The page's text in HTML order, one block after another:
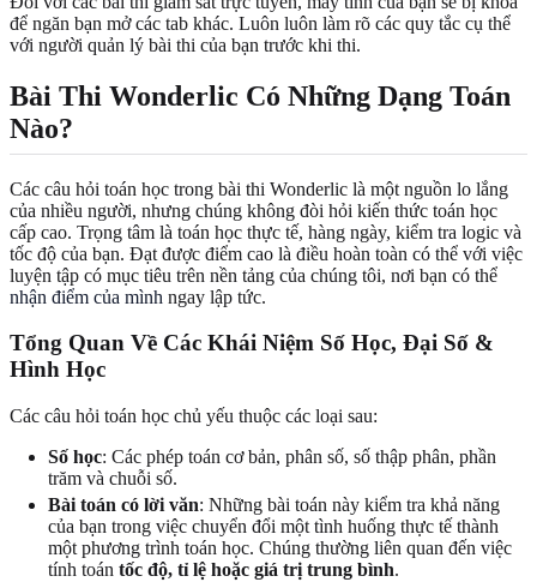
để ngăn bạn mở các tab khác. Luôn luôn làm rõ các quy tắc cụ thể
với người quản lý bài thi của bạn trước khi thi.
Bài Thi Wonderlic Có Những Dạng Toán
Nào?
Các câu hỏi toán học trong bài thi Wonderlic là một nguồn lo lắng
của nhiều người, nhưng chúng không đòi hỏi kiến thức toán học
cấp cao. Trọng tâm là toán học thực tế, hàng ngày, kiểm tra logic và
tốc độ của bạn. Đạt được điểm cao là điều hoàn toàn có thể với việc
luyện tập có mục tiêu trên nền tảng của chúng tôi, nơi bạn có thể
nhận điểm của mình ngay lập tức.
Tổng Quan Về Các Khái Niệm Số Học, Đại Số &
Hình Học
Các câu hỏi toán học chủ yếu thuộc các loại sau:
Số học: Các phép toán cơ bản, phân số, số thập phân, phần
trăm và chuỗi số.
Bài toán có lời văn: Những bài toán này kiểm tra khả năng
của bạn trong việc chuyển đổi một tình huống thực tế thành
một phương trình toán học. Chúng thường liên quan đến việc
tính toán tốc độ, tỉ lệ hoặc giá trị trung bình.